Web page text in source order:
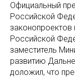
Официальный
Российской
Российской
заместитель
развитию
доложил, что